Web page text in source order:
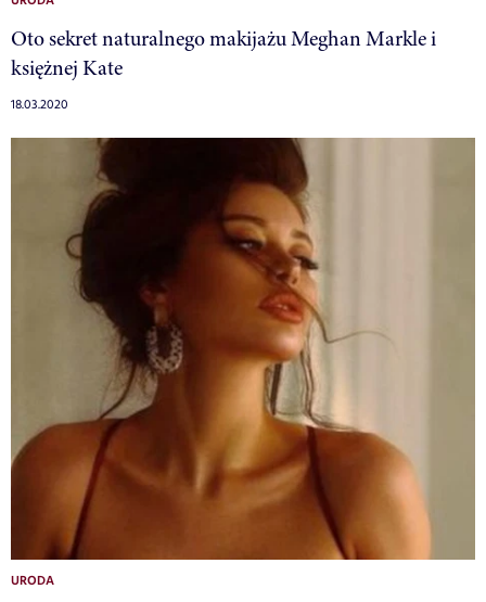
Oto sekret naturalnego makijażu Meghan Markle i
księżnej Kate
18.03.2020
URODA